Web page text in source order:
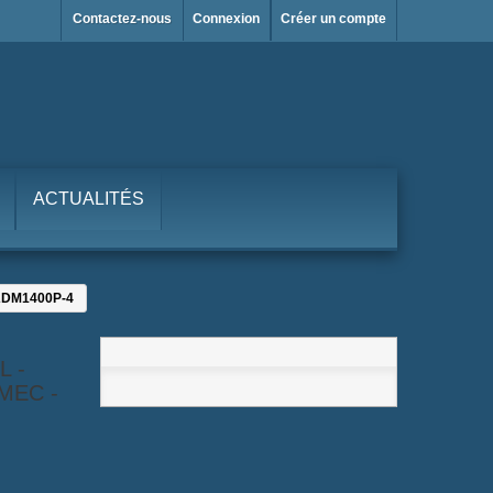
Créer un compte
Connexion
Contactez-nous
ACTUALITÉS
4
-
-